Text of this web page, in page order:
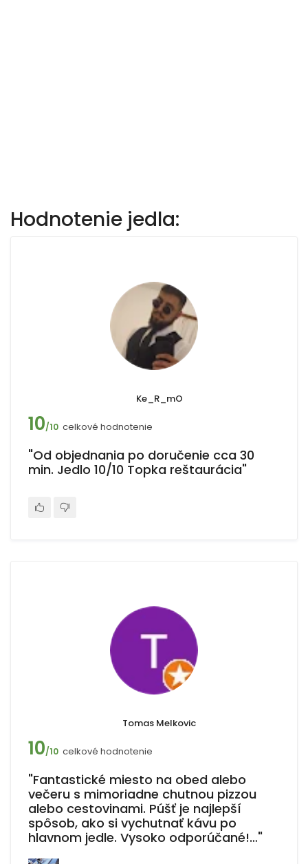
Hodnotenie jedla:
Ke_R_mO
10/10 celkové hodnotenie
"Od objednania po doručenie cca 30
min. Jedlo 10/10 Topka reštaurácia"
Tomas Melkovic
10/10 celkové hodnotenie
"Fantastické miesto na obed alebo
večeru s mimoriadne chutnou pizzou
alebo cestovinami. Púšť je najlepší
spôsob, ako si vychutnať kávu po
hlavnom jedle. Vysoko odporúčané!…"